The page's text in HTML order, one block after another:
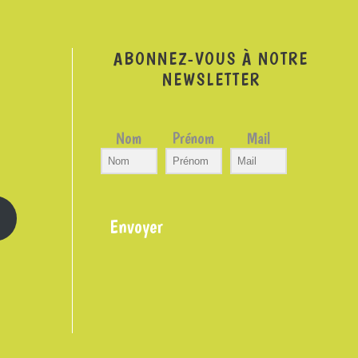
ABONNEZ-VOUS À NOTRE
NEWSLETTER
Nom Prénom Mail
Envoyer